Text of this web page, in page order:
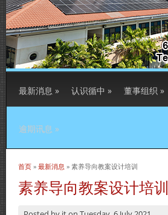
最新消息 » 认识循中 » 董事组织 »
逾期讯息 »
当前位置
首页 » 最新消息 » 素养导向教案设计培训
素养导向教案设计培训